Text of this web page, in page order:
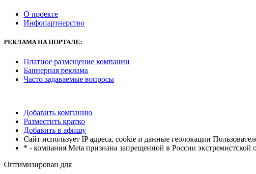
О проекте
Инфопартнерство
РЕКЛАМАНА ПОРТАЛЕ:
Платное размещение компании
Баннерная реклама
Часто задаваемые вопросы
Добавить компанию
Разместить кратко
Добавить в афишу
Сайт использует IP адреса, cookie и данные геолокации
* - компания Meta признана запрещенной в России экстремистской
Оптимизирован для